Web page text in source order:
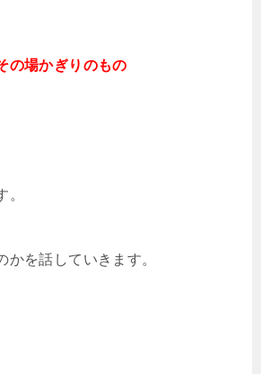
の場かぎりのもの
。
かを話していきます。